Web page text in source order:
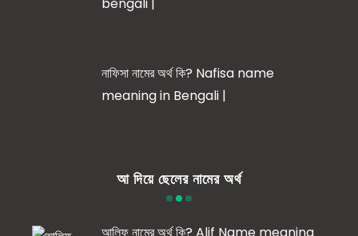
নাফিসা নামের অর্থ কি? Nafisa name
meaning in Bengali |
আ দিয়ে ছেলের নামের অর্থ